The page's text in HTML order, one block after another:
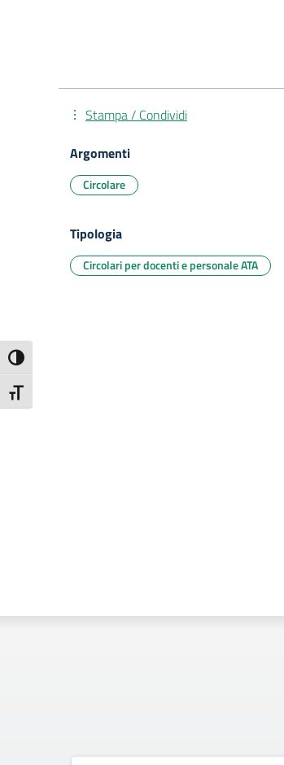
Attiva/disattiva alto contrasto
Attiva/disattiva dimensione testo
Stampa / Condividi
Argomenti
Circolare
Tipologia
Circolari per docenti e personale ATA